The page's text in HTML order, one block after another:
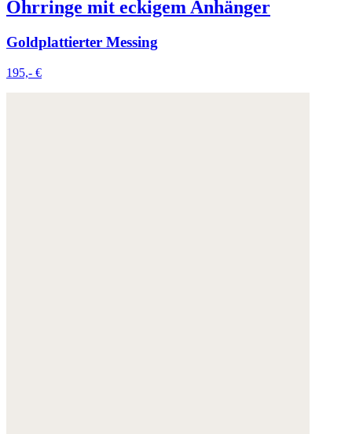
Ohrringe mit eckigem Anhänger
Goldplattierter Messing
195,- €